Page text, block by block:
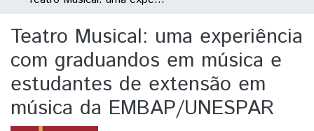
Teatro Musical: uma experiência
com graduandos em música e
estudantes de extensão em
música da EMBAP/UNESPAR